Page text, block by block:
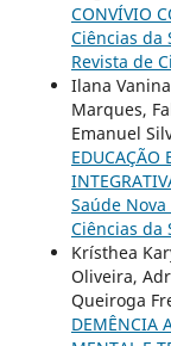
CONVÍVIO
Ciências da
Revista de
Ilana
Marques,
Emanuel
EDUCAÇÃO
Saúde
Ciências da
Krísthea
Oliveira,
Queiroga
DEMÊNCIA